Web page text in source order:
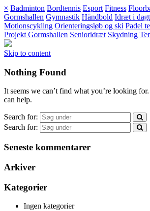
× Badminton Bordtennis Esport Fitness
Gormshallen Gymnastik Håndbold Idræt i
Motionscykling Orienteringsløb og ski Padel
Projekt Gormshallen Senioridræt Skydning
Skip to content
Nothing Found
It seems we can’t find what you’re looking
can help.
Search for:
Search for:
Seneste kommentarer
Arkiver
Kategorier
Ingen kategorier